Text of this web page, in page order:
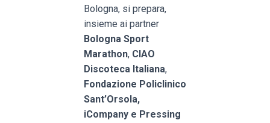
Bologna, si prepara,
insieme ai partner
Bologna Sport
Marathon, CIAO
Discoteca Italiana,
Fondazione Policlinico
Sant’Orsola,
iCompany e Pressing